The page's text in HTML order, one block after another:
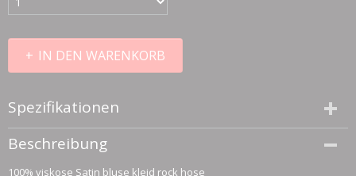
IN DEN WARENKORB
Spezifikationen
Größe (l,b,h)
50 x 140 x 0 cm
Beschreibung
100% viskose Satin bluse kleid rock hose